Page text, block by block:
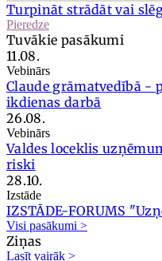
Turpināt strādāt vai
Pieredze
Tuvākie pasākumi
11.08.
Vebinārs
Claude grāmatvedībā -
ikdienas darbā
26.08.
Vebinārs
Valdes loceklis
riski
28.10.
Izstāde
IZSTĀDE-FORUMS
Visi pasākumi >
Ziņas
Lasīt vairāk >